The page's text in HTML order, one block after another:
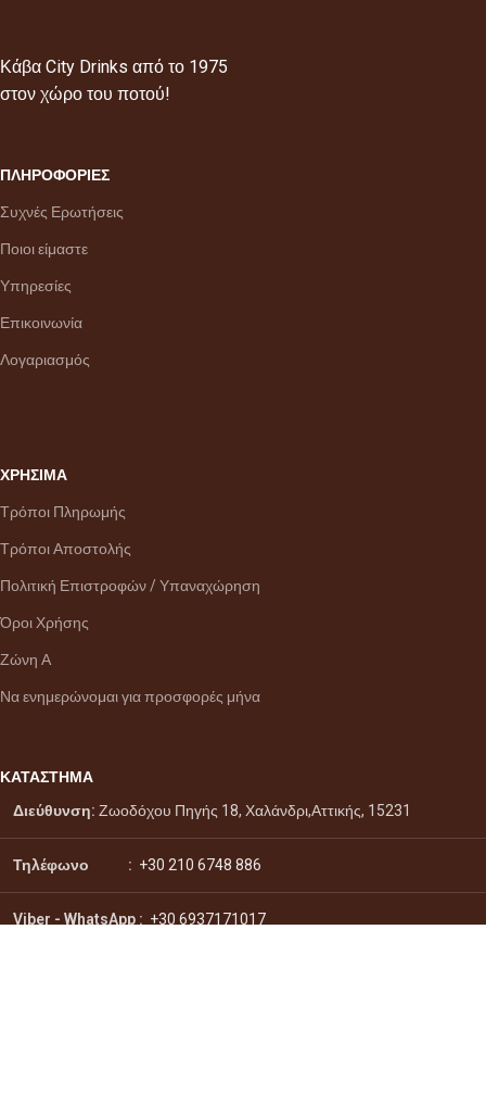
Κάβα City Drinks από το 1975
στον χώρο του ποτού!
ΠΛΗΡΟΦΟΡΙΕΣ
Συχνές Ερωτήσεις
Ποιοι είμαστε
Υπηρεσίες
Επικοινωνία
Λογαριασμός
ΧΡΗΣΙΜΑ
Τρόποι Πληρωμής
Τρόποι Αποστολής
Πολιτική Επιστροφών / Υπαναχώρηση
Όροι Χρήσης
Ζώνη Α
Να ενημερώνομαι για προσφορές μήνα
ΚΑΤΑΣΤΗΜΑ
Διεύθυνση: Ζωοδόχου Πηγής 18, Χαλάνδρι,Αττικής, 15231
Τηλέφωνο : +30 210 6748 886
Viber - WhatsApp : +30 6937171017